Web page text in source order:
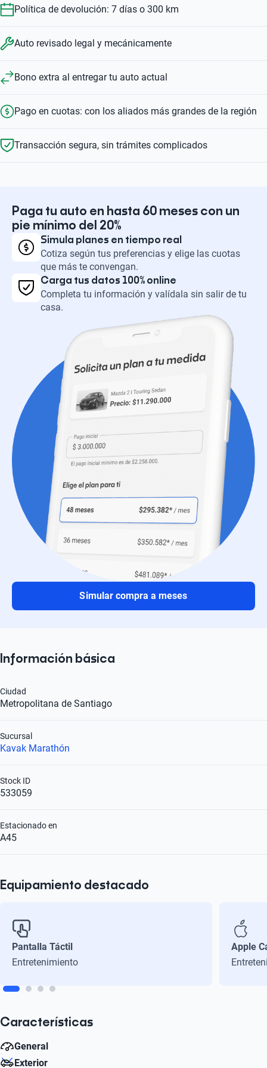
Política de devolución: 7 días o 300 km
Auto revisado legal y mecánicamente
Bono extra al entregar tu auto actual
Pago en cuotas: con los aliados más grandes de la región
Transacción segura, sin trámites complicados
Paga tu auto en hasta 60 meses con un
pie mínimo del 20%
Simula planes en tiempo real
Cotiza según tus preferencias y elige las cuotas
que más te convengan.
Carga tus datos 100% online
Completa tu información y valídala sin salir de tu
casa.
Simular compra a meses
Información básica
Metropolitana de Santiago
Ciudad
Kavak Marathón
Sucursal
533059
Stock ID
A45
Estacionado en
Equipamiento destacado
Pantalla Táctil
Entretenimiento
Apple
Características
General
Exterior